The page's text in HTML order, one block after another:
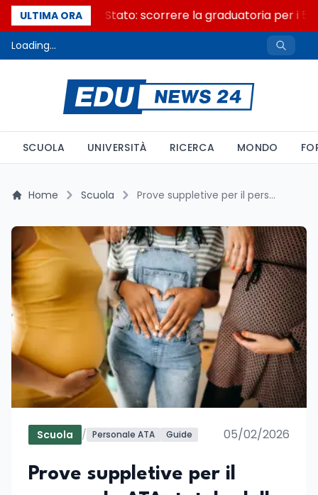
ULTIMA ORA
Consiglio di Stato: scorrere la graduatoria per i
Loading...
SCUOLA UNIVERSITÀ RICERCA MONDO
Home Scuola Prove suppletive per il personale ATA: tutela delle candidate in gravidanza e allattamento nel 2026
Scuola / Personale ATA Guide 05/02/2026
Prove suppletive per il